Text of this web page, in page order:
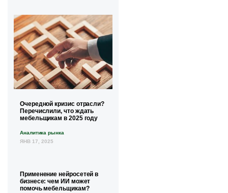
Очередной кризис отрасли?
Перечислили, что ждать
мебельщикам в 2025 году
Аналитика рынка
ЯНВ 17, 2025
Применение нейросетей в
бизнесе: чем ИИ может
помочь мебельщикам?